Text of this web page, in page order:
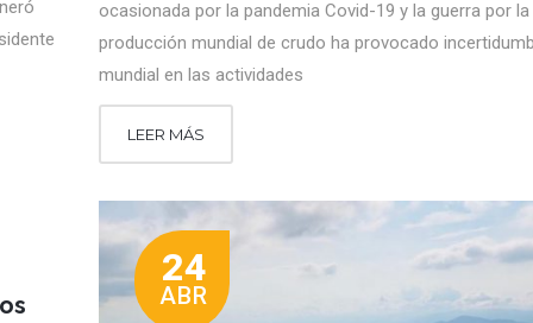
ocasionada por la pandemia Covid-19 y la guerra por la
producción mundial de crudo ha provocado
mundial en las actividades
LEER MÁS
24
ABR